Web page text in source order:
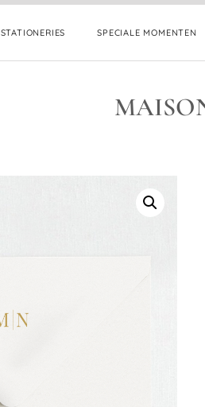
STATIONERIES SPECIALE MOMENTEN